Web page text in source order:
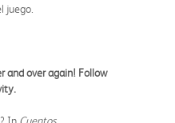
juego.
and over again! Follow
In Cuentos